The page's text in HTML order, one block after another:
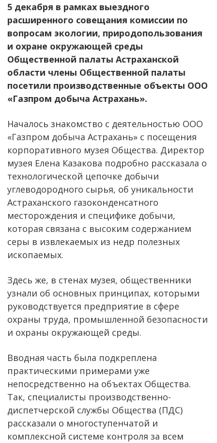
5 декабря в рамках выездного
расширенного совещания комиссии по
вопросам экологии, природопользования
и охране окружающей среды
Общественной палаты Астраханской
области члены Общественной палаты
посетили производственные объекты ООО
«Газпром добыча Астрахань».
Началось знакомство с деятельностью ООО
«Газпром добыча Астрахань» с посещения
корпоративного музея Общества. Директор
музея Елена Казакова подробно рассказала о
технологической цепочке добычи
углеводородного сырья, об уникальности
Астраханского газоконденсатного
месторождения и специфике добычи,
которая связана с высоким содержанием
серы в извлекаемых из недр полезных
ископаемых.
Здесь же, в стенах музея, общественники
узнали об основных принципах, которыми
руководствуется предприятие в сфере
охраны труда, промышленной безопасности
и охраны окружающей среды.
Вводная часть была подкреплена
практическими примерами уже
непосредственно на объектах Общества.
Так, специалисты производственно-
диспетчерской службы Общества (ПДС)
рассказали о многоступенчатой и
комплексной системе контроля за всем